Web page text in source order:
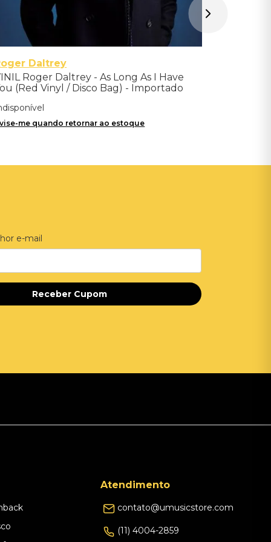
Daltrey
Roger Daltrey - As Long As I Have
(Red Vinyl / Disco Bag) - Importado
me quando retornar ao estoque
e-mail
Receber Cupom
Atendimento
contato@umusicstore.com
(11) 4004-2859